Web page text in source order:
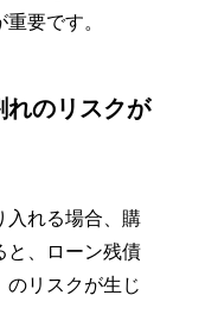
要です。
れのリスクが
入れる場合、購
と、ローン残債
のリスクが生じ